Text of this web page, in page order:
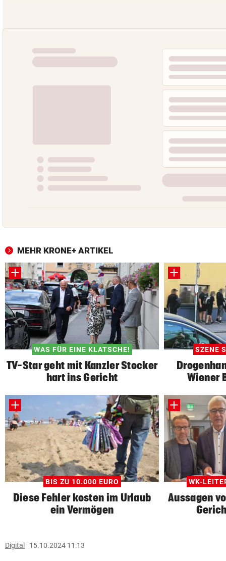
MEHR KRONE+ ARTIKEL
WAS FÜR EINE KLATSCHE!
TV-Star geht mit Kanzler Stocker
hart ins Gericht
SZENE
Wiener
BIS ZU 10.000 EURO
Diese Fehler kosten im Urlaub
ein Vermögen
WK-
Aussagen
Digital 15.10.2024 11:13